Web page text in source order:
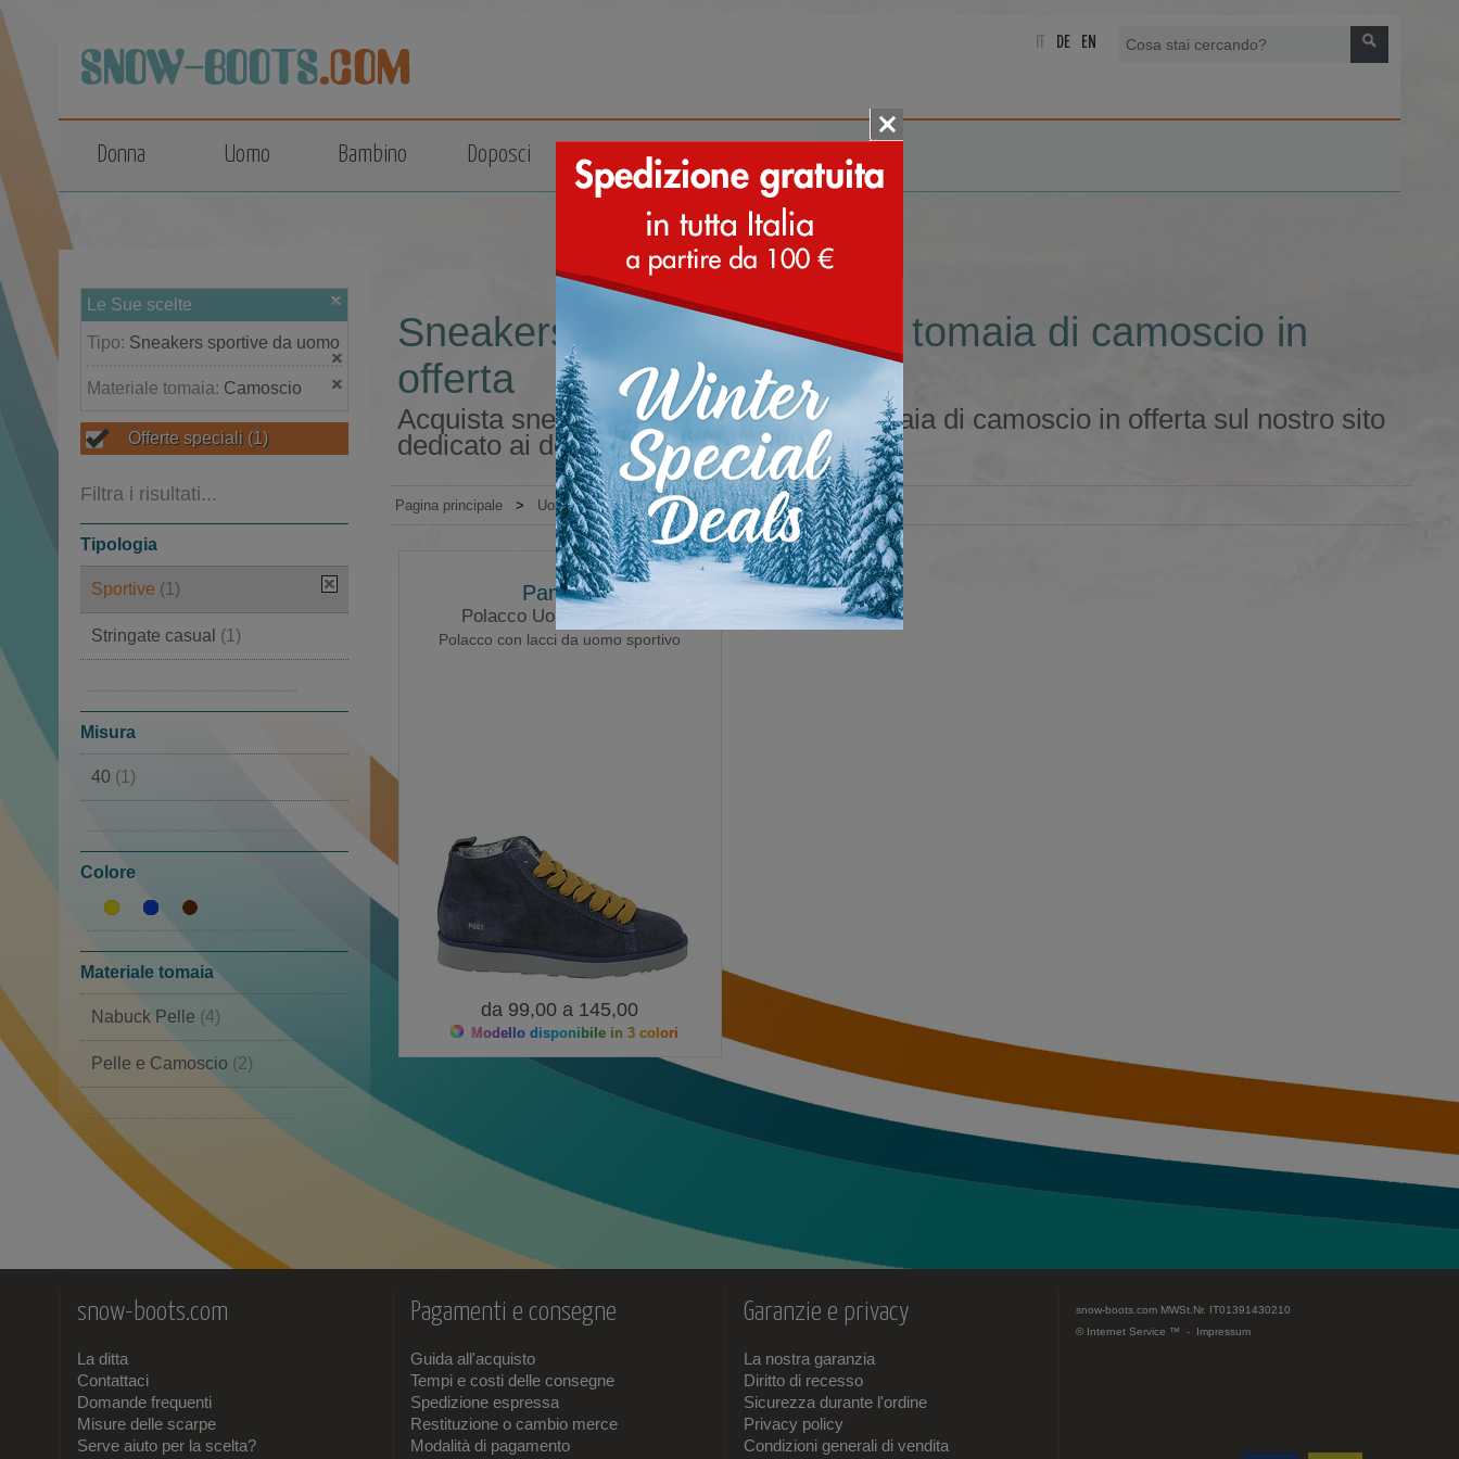
top
DE EN
Donna Uomo Bambino Doposci Accessori
Le Sue scelte
Tipo: Sneakers sportive da uomo
Materiale tomaia: Camoscio
Offerte speciali (1)
Filtra i risultati...
Tipologia
Sportive (1)
Stringate casual (1)
Alte(1)
Misura
40 (1)
Colore
Materiale tomaia
Nabuck Pelle (4)
Pelle e Camoscio (2)
Similpelle e Cordura(1)
Camoscio
Sneakers sportive da uomo tomaia di camoscio in
offerta
Acquista sneakers sportive da uomo tomaia di camoscio in offerta sul nostro sito
dedicato ai doposci
Pagina principale > Uomo > Sneakers > Sportive
Panchic
Polacco Uomo P01 Pelo
Polacco con lacci da uomo sportivo
da 99,00 a 145,00
Modello disponibile in 3 colori
snow-boots.com
La ditta
Contattaci
Domande frequenti
Misure delle scarpe
Serve aiuto per la scelta?
Pagamenti e consegne
Guida all'acquisto
Tempi e costi delle consegne
Spedizione espressa
Restituzione o cambio merce
Modalità di pagamento
Garanzie e privacy
La nostra garanzia
Diritto di recesso
Sicurezza durante l'ordine
Privacy policy
Condizioni generali di vendita
snow-boots.com MWSt.Nr. IT01391430210
© Internet Service ™ - Impressum